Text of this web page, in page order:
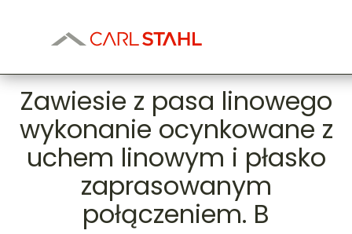
Zawiesie z pasa linowego
wykonanie ocynkowane z
uchem linowym i płasko
zaprasowanym
połączeniem. B